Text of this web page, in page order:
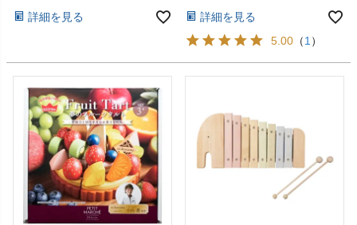
(6020926)
詳細を見る
詳細を見る
5.00 （1 ）